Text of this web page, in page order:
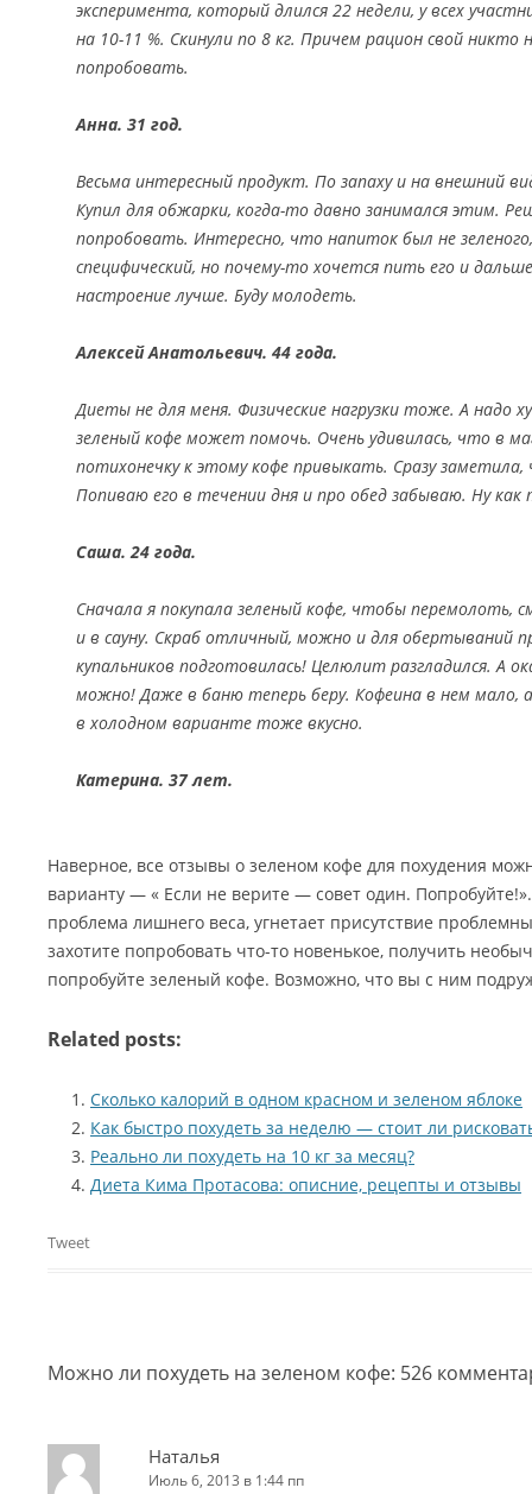
эксперимента, который длился 22 недели, у всех
на 10-11 %. Скинули по 8 кг. Причем рацион свой никто
попробовать.
Анна. 31 год.
Весьма интересный продукт. По запаху и на внешний
Купил для обжарки, когда-то давно занимался этим.
попробовать. Интересно, что напиток был не
специфический, но почему-то хочется пить его и
настроение лучше. Буду молодеть.
Алексей Анатольевич. 44 года.
Диеты не для меня. Физические нагрузки тоже. А надо
зеленый кофе может помочь. Очень удивилась, что в
потихонечку к этому кофе привыкать. Сразу
Попиваю его в течении дня и про обед забываю. Ну как
Саша. 24 года.
Сначала я покупала зеленый кофе, чтобы перемолоть,
и в сауну. Скраб отличный, можно и для обертываний
купальников подготовилась! Целюлит разгладился. А
можно! Даже в баню теперь беру. Кофеина в нем
в холодном варианте тоже вкусно.
Катерина. 37 лет.
Наверное, все отзывы о зеленом кофе для похудения
варианту — « Если не верите — совет один.
проблема лишнего веса, угнетает присутствие
захотите попробовать что-то новенькое, получить
попробуйте зеленый кофе. Возможно, что вы с ним
Related posts:
Сколько калорий в одном красном и зеленом яблоке
Как быстро похудеть за неделю — стоит ли
Реально ли похудеть на 10 кг за месяц?
Диета Кима Протасова: описние, рецепты и отзывы
Tweet
Можно ли похудеть на зеленом кофе: 526
Наталья
Июль 6, 2013 в 1:44 пп